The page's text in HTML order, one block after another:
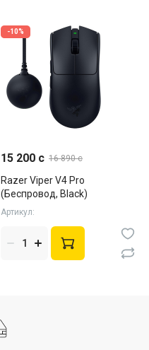
-10%
15 200 c 16 890 c
Razer Viper V4 Pro
(Беспровод, Black)
Артикул: